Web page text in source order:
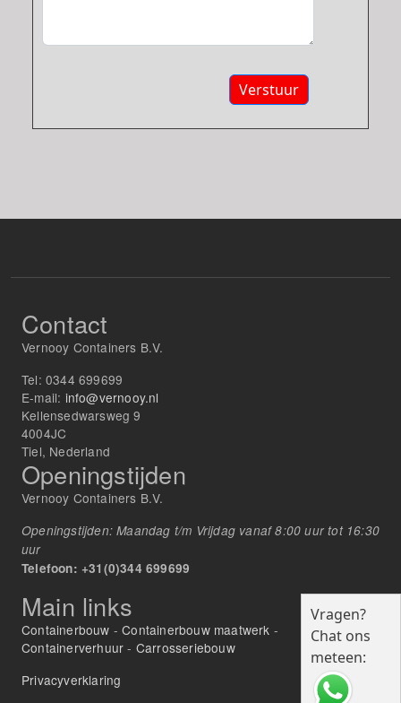
Verstuur
Vragen?
Chat ons
meteen:
Contact
Vernooy Containers B.V.
Tel: 0344 699699
E-mail: info@vernooy.nl
Kellensedwarsweg 9
4004JC
Tiel, Nederland
Openingstijden
Vernooy Containers B.V.
Openingstijden: Maandag t/m Vrijdag vanaf 8:00 uur tot 16:30
uur
Telefoon: +31(0)344 699699
Main links
Containerbouw -Containerbouw maatwerk -
Containerverhuur - Carrosseriebouw
Privacyverklaring